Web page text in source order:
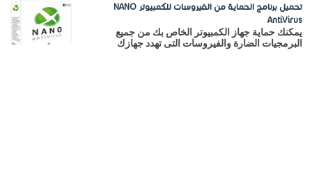
تحميل برنامج الحماية من الفيروسات للكمبيوتر NANO
AntiVirus
يمكنك حماية جهاز الكمبيوتر الخاص بك من جميع
البرمجيات الضارة والفيروسات التى تهدد جهازك